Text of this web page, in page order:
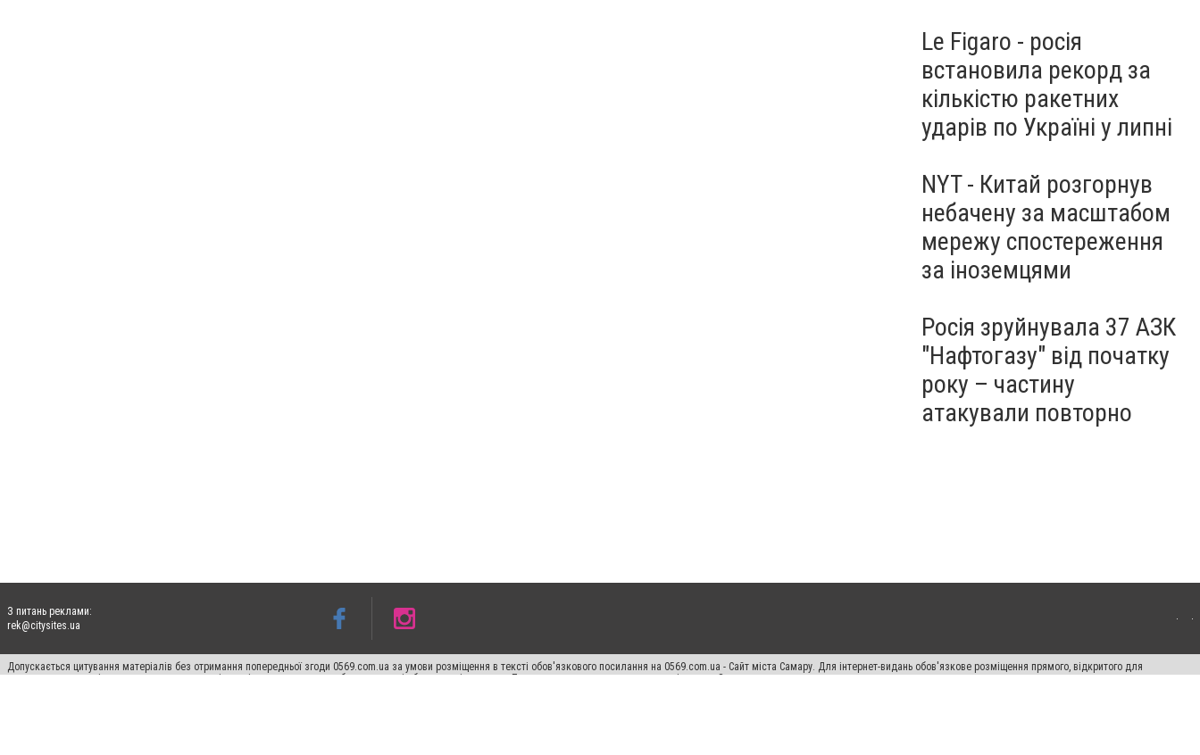
Le Figaro - росія
встановила рекорд за
кількістю ракетних
ударів по Україні у липні
NYT - Китай розгорнув
небачену за масштабом
мережу спостереження
за іноземцями
Росія зруйнувала 37 АЗК
"Нафтогазу" від початку
року – частину
атакували повторно
З питань реклами:
rek@citysites.ua
Допускається цитування матеріалів без отримання попередньої згоди 0569.com.ua за умови розміщення в тексті обов'язкового посилання на 0569.com.ua - Сайт міста Самару. Для інтернет-видань обов'язкове розміщення прямого, відкритого для
пошукових систем гіперпосилання на цитовані статті не нижче другого абзацу в тексті або в якості джерела. Порушення виняткових прав переслідується Законом.